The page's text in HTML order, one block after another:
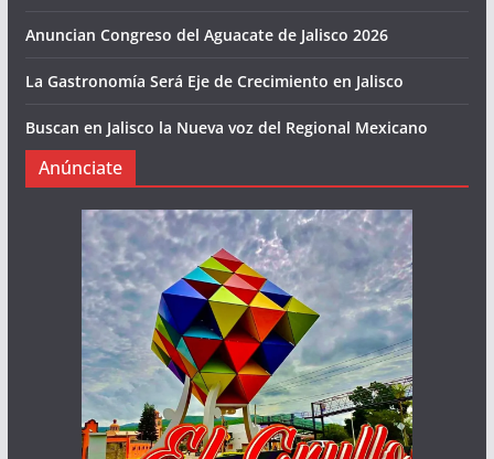
Anuncian Congreso del Aguacate de Jalisco 2026
La Gastronomía Será Eje de Crecimiento en Jalisco
Buscan en Jalisco la Nueva voz del Regional Mexicano
Anúnciate